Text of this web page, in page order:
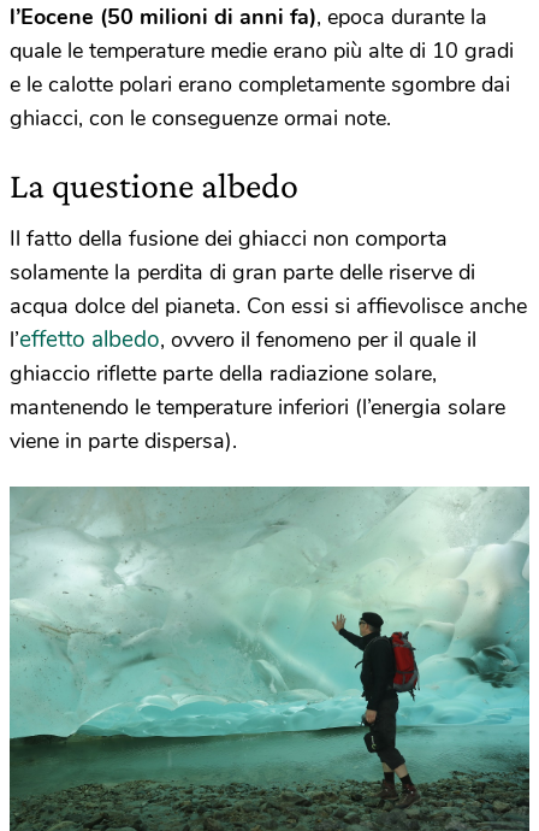
l’Eocene (50 milioni di anni fa), epoca durante la
quale le temperature medie erano più alte di 10 gradi
e le calotte polari erano completamente sgombre dai
ghiacci, con le conseguenze ormai note.
La questione albedo
Il fatto della fusione dei ghiacci non comporta
solamente la perdita di gran parte delle riserve di
acqua dolce del pianeta. Con essi si affievolisce anche
l’effetto albedo, ovvero il fenomeno per il quale il
ghiaccio riflette parte della radiazione solare,
mantenendo le temperature inferiori (l’energia solare
viene in parte dispersa).